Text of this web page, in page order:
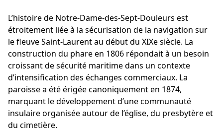
L’histoire de Notre-Dame-des-Sept-Douleurs est
étroitement liée à la sécurisation de la navigation sur
le fleuve Saint-Laurent au début du XIXe siècle. La
construction du phare en 1806 répondait à un besoin
croissant de sécurité maritime dans un contexte
d’intensification des échanges commerciaux. La
paroisse a été érigée canoniquement en 1874,
marquant le développement d’une communauté
insulaire organisée autour de l’église, du presbytère et
du cimetière.